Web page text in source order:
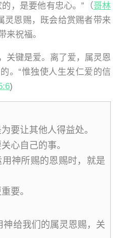
，是要他有忠心。”（哥林
灵恩赐，既会给赏赐者带来
来祝福。
关键是爱。离了爱，属灵恩
。“惟独使人生发仁爱的信
)
要让其他人得益处。
心自己的事。
神所赐的恩赐时，就是
要。
神给我们的属灵恩赐，关